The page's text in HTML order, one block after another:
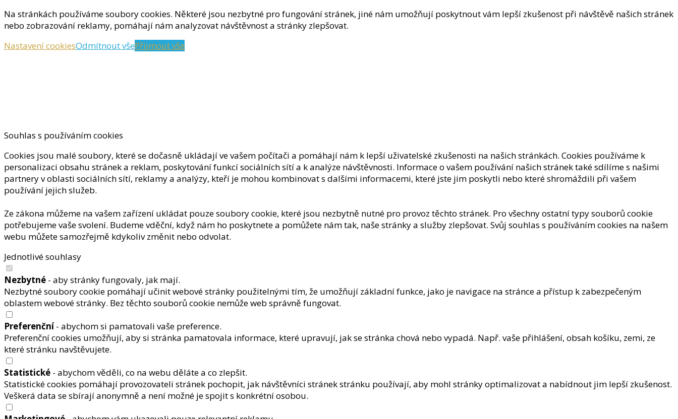
Na stránkách používáme soubory cookies. Některé jsou nezbytné pro fungování stránek, jiné nám umožňují poskytnout vám lepší zkušenost při návštěvě našich stránek
nebo zobrazování reklamy, pomáhají nám analyzovat návštěvnost a stránky zlepšovat.
Nastavení cookiesOdmítnout všePřijmout vše
Souhlas s používáním cookies
Cookies jsou malé soubory, které se dočasně ukládají ve vašem počítači a pomáhají nám k lepší uživatelské zkušenosti na našich stránkách. Cookies používáme k
personalizaci obsahu stránek a reklam, poskytování funkcí sociálních sítí a k analýze návštěvnosti. Informace o vašem používání našich stránek také sdílíme s našimi
partnery v oblasti sociálních sítí, reklamy a analýzy, kteří je mohou kombinovat s dalšími informacemi, které jste jim poskytli nebo které shromáždili při vašem
používání jejich služeb.
Ze zákona můžeme na vašem zařízení ukládat pouze soubory cookie, které jsou nezbytně nutné pro provoz těchto stránek. Pro všechny ostatní typy souborů cookie
potřebujeme vaše svolení. Budeme vděční, když nám ho poskytnete a pomůžete nám tak, naše stránky a služby zlepšovat. Svůj souhlas s používáním cookies na našem
webu můžete samozřejmě kdykoliv změnit nebo odvolat.
Jednotlivé souhlasy
Nezbytné - aby stránky fungovaly, jak mají.
Nezbytné soubory cookie pomáhají učinit webové stránky použitelnými tím, že umožňují základní funkce, jako je navigace na stránce a přístup k zabezpečeným
oblastem webové stránky. Bez těchto souborů cookie nemůže web správně fungovat.
Preferenční- abychom si pamatovali vaše preference.
Preferenční cookies umožňují, aby si stránka pamatovala informace, které upravují, jak se stránka chová nebo vypadá. Např. vaše přihlášení, obsah košíku, zemi, ze
které stránku navštěvujete.
Statistické - abychom věděli, co na webu děláte a co zlepšit.
Statistické cookies pomáhají provozovateli stránek pochopit, jak návštěvníci stránek stránku používají, aby mohl stránky optimalizovat a nabídnout jim lepší zkušenost.
Veškerá data se sbírají anonymně a není možné je spojit s konkrétní osobou.